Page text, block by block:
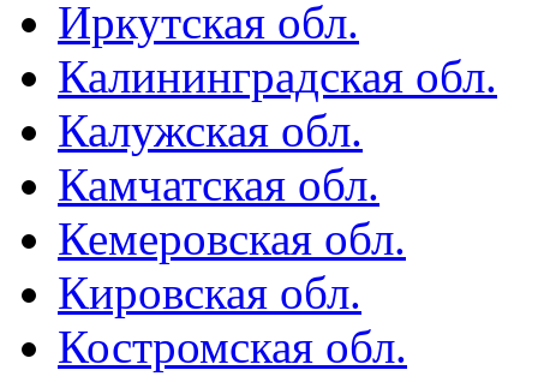
Иркутская обл.
Калининградская обл.
Калужская обл.
Камчатская обл.
Кемеровская обл.
Кировская обл.
Костромская обл.